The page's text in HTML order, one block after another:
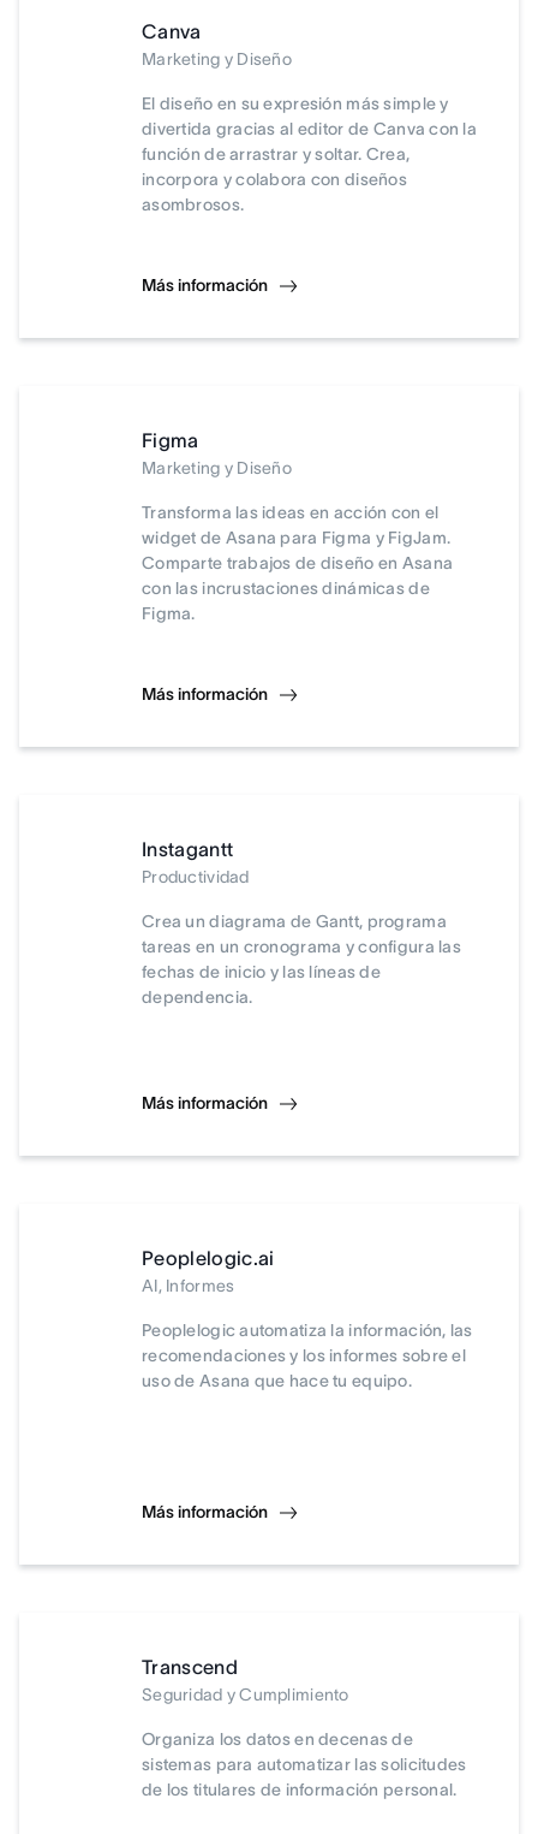
Canva
Marketing y Diseño
El diseño en su expresión más simple y
divertida gracias al editor de Canva con la
función de arrastrar y soltar. Crea,
incorpora y colabora con diseños
asombrosos.
Más información
Figma
Marketing y Diseño
Transforma las ideas en acción con el
widget de Asana para Figma y FigJam.
Comparte trabajos de diseño en Asana
con las incrustaciones dinámicas de
Figma.
Más información
Instagantt
Productividad
Crea un diagrama de Gantt, programa
tareas en un cronograma y configura las
fechas de inicio y las líneas de
dependencia.
Más información
Peoplelogic.ai
AI, Informes
Peoplelogic automatiza la información, las
recomendaciones y los informes sobre el
uso de Asana que hace tu equipo.
Más información
Transcend
Seguridad y Cumplimiento
Organiza los datos en decenas de
sistemas para automatizar las solicitudes
de los titulares de información personal.